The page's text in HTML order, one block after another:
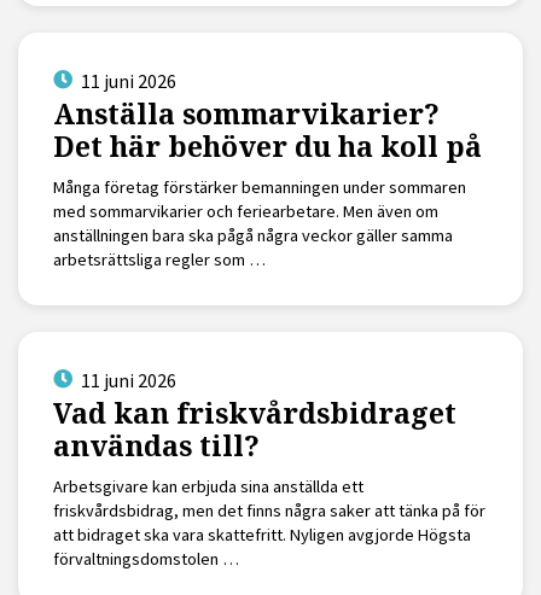
11 juni 2026
Anställa sommarvikarier?
Det här behöver du ha koll på
Många företag förstärker bemanningen under sommaren
med sommarvikarier och feriearbetare. Men även om
anställningen bara ska pågå några veckor gäller samma
arbetsrättsliga regler som …
11 juni 2026
Vad kan friskvårdsbidraget
användas till?
Arbetsgivare kan erbjuda sina anställda ett
friskvårdsbidrag, men det finns några saker att tänka på för
att bidraget ska vara skattefritt. Nyligen avgjorde Högsta
förvaltningsdomstolen …